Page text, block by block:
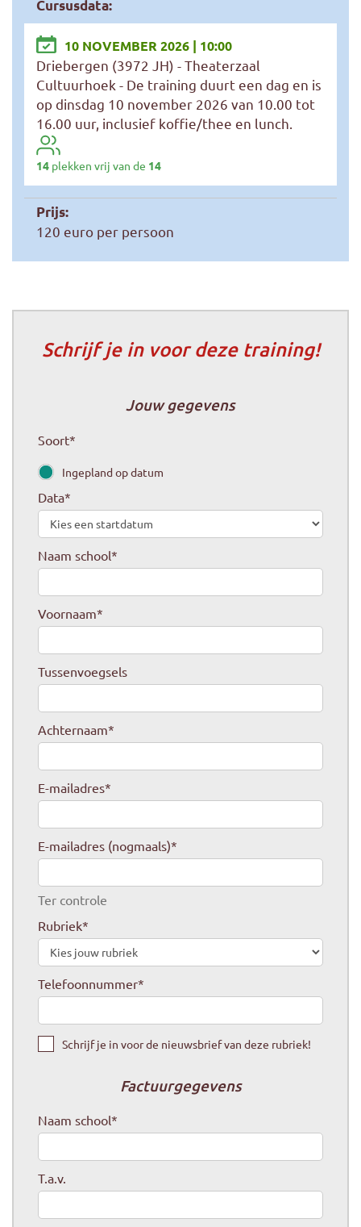
Cursusdata:
10 NOVEMBER 2026 | 10:00
Driebergen (3972 JH) - Theaterzaal
Cultuurhoek - De training duurt een dag en is
op dinsdag 10 november 2026 van 10.00 tot
16.00 uur, inclusief koffie/thee en lunch.
14 plekken vrij van de 14
Prijs:
120 euro per persoon
Schrijf je in voor deze training!
Jouw gegevens
Soort*
Ingepland op datum
Data*
Naam school*
Voornaam*
Tussenvoegsels
Achternaam*
E-mailadres*
E-mailadres (nogmaals)*
Ter controle
Rubriek*
Telefoonnummer*
Schrijf je in voor de nieuwsbrief van deze rubriek!
Factuurgegevens
Naam school*
T.a.v.